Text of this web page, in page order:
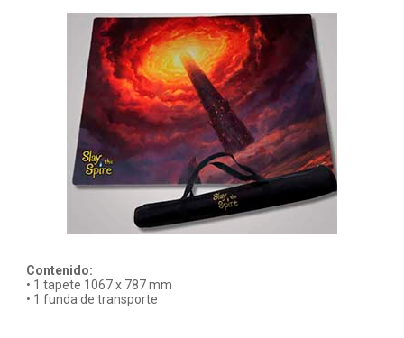
Contenido:
• 1 tapete 1067 x 787 mm
• 1 funda de transporte